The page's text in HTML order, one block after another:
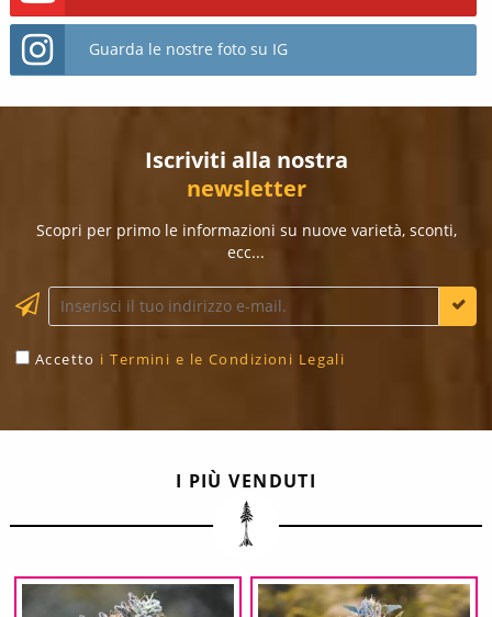
Guarda le nostre foto su IG
Iscriviti alla nostra
newsletter
Scopri per primo le informazioni su nuove varietà, sconti,
ecc...
Accetto i Termini e le Condizioni Legali
I PIÙ VENDUTI